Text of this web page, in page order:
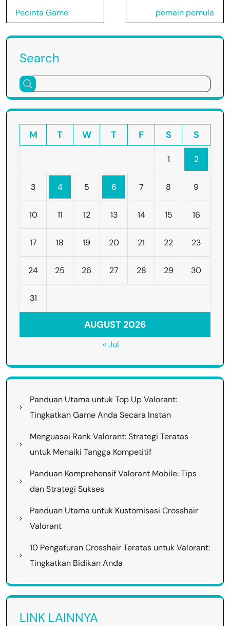
Pecinta Game
pemain pemula
Search
AUGUST 2026
M T W T F S S
1 2
3 4 5 6 7 8 9
10 11 12 13 14 15 16
17 18 19 20 21 22 23
24 25 26 27 28 29 30
31
« Jul
Panduan Utama untuk Top Up Valorant:
Tingkatkan Game Anda Secara Instan
Menguasai Rank Valorant: Strategi Teratas
untuk Menaiki Tangga Kompetitif
Panduan Komprehensif Valorant Mobile: Tips
dan Strategi Sukses
Panduan Utama untuk Kustomisasi Crosshair
Valorant
10 Pengaturan Crosshair Teratas untuk Valorant:
Tingkatkan Bidikan Anda
LINK LAINNYA